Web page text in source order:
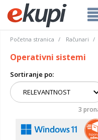
Početna stranica Računari
Operativni sistemi
Sortiranje po:
3